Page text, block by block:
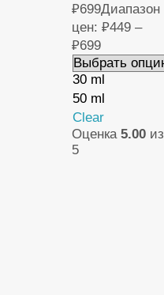
₽699Диапазон
цен: ₽449 –
₽699
30 ml
50 ml
Clear
Оценка5.00 из
5